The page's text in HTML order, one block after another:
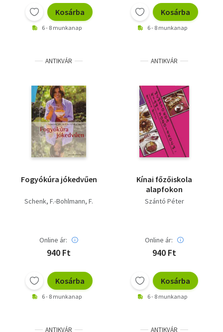
Kosárba
6 - 8 munkanap
Kosárba
6 - 8 munkanap
ANTIKVÁR
Fogyókúra jókedvűen
Schenk, F.-Bohlmann, F.
Online ár:
940 Ft
Kosárba
6 - 8 munkanap
ANTIKVÁR
Kínai főzőiskola
alapfokon
Szántó Péter
Online ár:
940 Ft
Kosárba
6 - 8 munkanap
ANTIKVÁR ANTIKVÁR